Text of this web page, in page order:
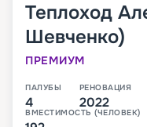
Теплоход
Шевченко)
ПРЕМИУМ
ПАЛУБЫ
4
РЕНОВАЦИЯ
2022
ВМЕСТИМОСТЬ (ЧЕЛОВЕК)